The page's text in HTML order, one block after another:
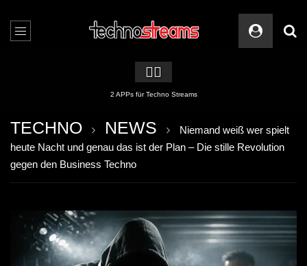
🏳️‍🌈
2 APPs für Techno Streams
TECHNO NEWS
Niemand weiß wer spielt
heute Nacht und genau das ist der Plan – Die stille Revolution
gegen den Business Techno